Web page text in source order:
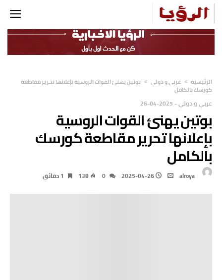
‫الرئيسية‬ عربي و دولي
بوتين يهنئ القوات الروسية بإعلانها تحرير مقاطعة
كورسك بالكامل
عربي و دولي-
2025-04-26
بوتين يهنئ القوات الروسية
بإعلانها تحرير مقاطعة كورسك
بالكامل
alroya
2025-04-26
138 1 ‫دقائق‬